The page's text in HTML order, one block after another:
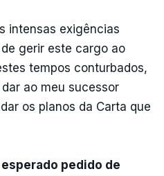
intensas exigências
gerir este cargo ao
tempos conturbados,
ao meu sucessor
os planos da Carta que
pedido de